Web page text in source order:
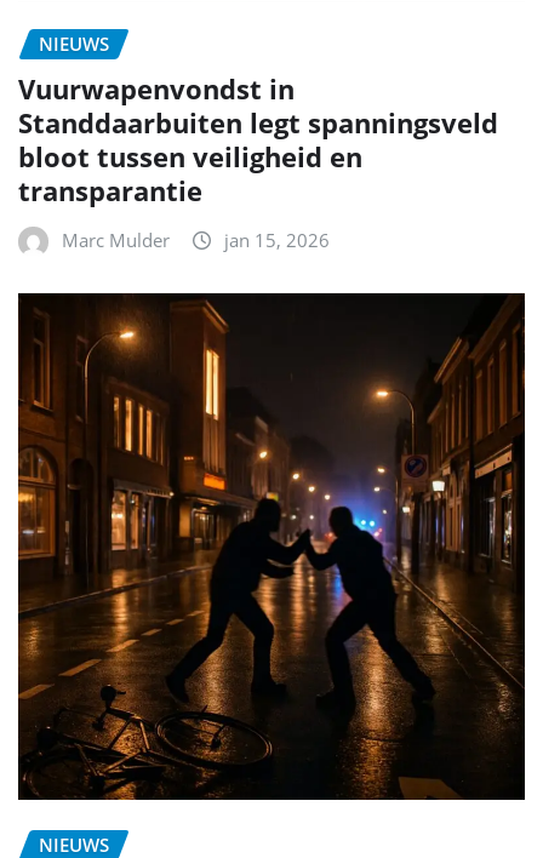
NIEUWS
Vuurwapenvondst in
Standdaarbuiten legt spanningsveld
bloot tussen veiligheid en
transparantie
Marc Mulder jan 15, 2026
NIEUWS